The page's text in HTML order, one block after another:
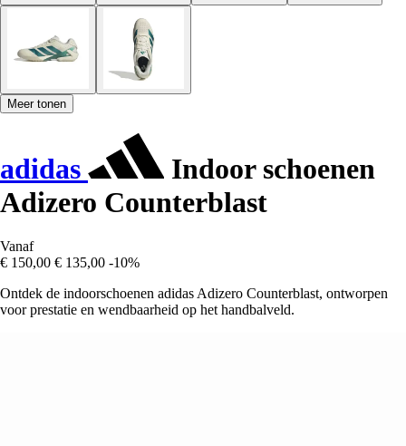
Meer tonen
adidas
Indoor schoenen
Adizero Counterblast
Vanaf
€ 150,00 € 135,00 -10%
Ontdek de indoorschoenen adidas Adizero Counterblast, ontworpen
voor prestatie en wendbaarheid op het handbalveld.